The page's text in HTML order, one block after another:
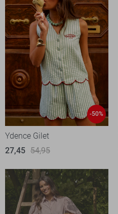
-50%
Ydence Gilet
27,45 54,95